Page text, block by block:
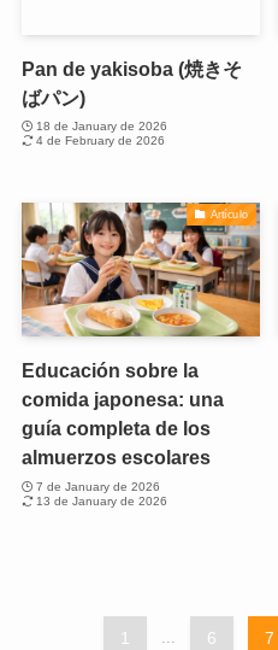
Pan de yakisoba (焼きそ
ばパン)
18 de January de 2026
4 de February de 2026
Artículo
Educación sobre la
comida japonesa: una
guía completa de los
almuerzos escolares
7 de January de 2026
13 de January de 2026
1 ... 6 7